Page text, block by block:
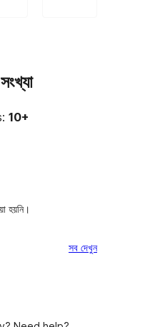
10+
হয়নি।
সবরিভিউ
দেখুন